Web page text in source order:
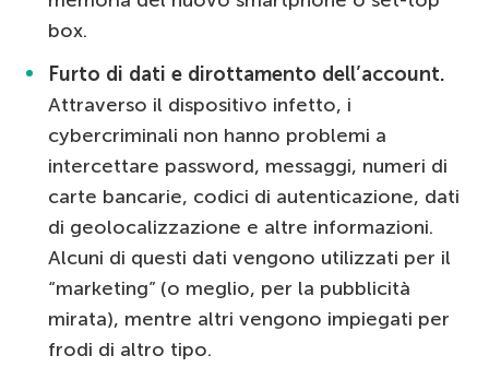
box.
Furto di dati e dirottamento dell’account.
Attraverso il dispositivo infetto, i
cybercriminali non hanno problemi a
intercettare password, messaggi, numeri di
carte bancarie, codici di autenticazione, dati
di geolocalizzazione e altre informazioni.
Alcuni di questi dati vengono utilizzati per il
“marketing” (o meglio, per la pubblicità
mirata), mentre altri vengono impiegati per
frodi di altro tipo.